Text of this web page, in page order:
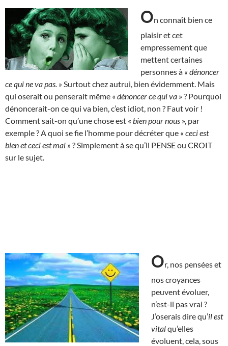
On connaît bien ce
plaisir et cet
empressement que
mettent certaines
personnes à « dénoncer
ce qui ne va pas. » Surtout chez autrui, bien évidemment. Mais
qui oserait ou penserait même « dénoncer ce qui va » ? Pourquoi
dénoncerait-on ce qui va bien, c’est idiot, non ? Faut voir !
Comment sait-on qu’une chose est « bien pour nous », par
exemple ? A quoi se fie l’homme pour décréter que « ceci est
bien et ceci est mal » ? Simplement à se qu’il PENSE ou CROIT
sur le sujet.
Or, nos pensées et
nos croyances
peuvent évoluer,
n’est-il pas vrai ?
J’oserais dire qu’il est
vitalqu’elles
évoluent, cela, sous